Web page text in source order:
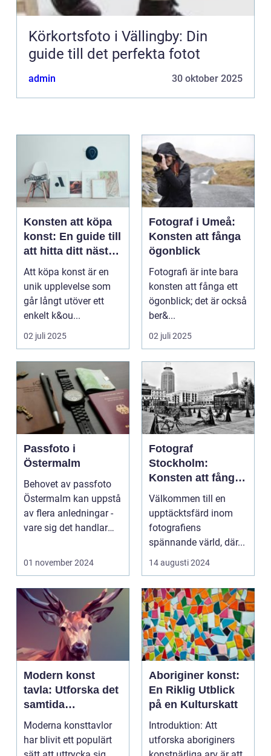
Körkortsfoto i Vällingby: Din
guide till det perfekta fotot
admin 30 oktober 2025
Konsten att köpa
konst: En guide till
att hitta ditt nästa
mästerverk
Att köpa konst är en
unik upplevelse som
går långt utöver ett
enkelt k&ou...
02 juli 2025
Fotograf i Umeå:
Konsten att fånga
ögonblick
Fotografi är inte bara
konsten att fånga ett
ögonblick; det är också
ber&...
02 juli 2025
Passfoto i
Östermalm
Behovet av passfoto
Östermalm kan uppstå
av flera anledningar -
vare sig det handlar
01 november 2024
Fotograf
Stockholm:
Konsten att fånga
ögonblicket
Välkommen till en
upptäcktsfärd inom
fotografiens
spännande värld, där...
14 augusti 2024
Modern konst
tavla: Utforska det
samtida
konstlandskapet
Moderna konsttavlor
har blivit ett populärt
Aboriginer konst:
En Riklig Utblick
på en Kulturskatt
Introduktion: Att
utforska aboriginers